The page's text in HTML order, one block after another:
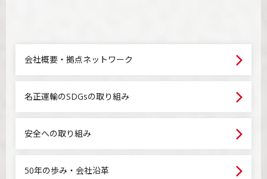
会社概要・拠点ネットワーク
名正運輸のSDGsの取り組み
安全への取り組み
50年の歩み・会社沿革